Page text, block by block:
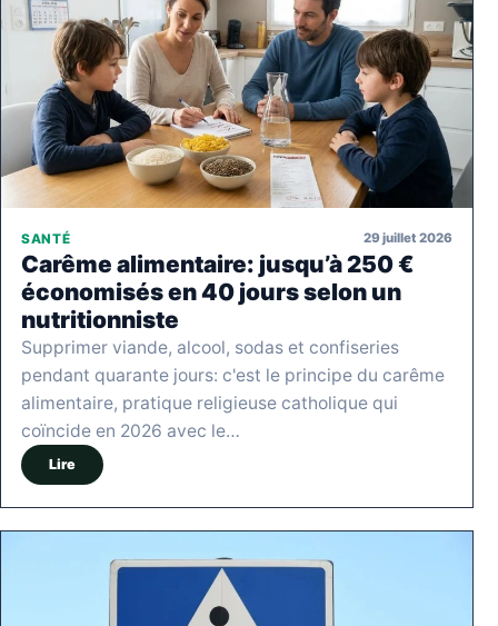
SANTÉ 29 juillet 2026
Carême alimentaire: jusqu’à 250 €
économisés en 40 jours selon un
nutritionniste
Supprimer viande, alcool, sodas et confiseries
pendant quarante jours: c'est le principe du carême
alimentaire, pratique religieuse catholique qui
coïncide en 2026 avec le…
Lire